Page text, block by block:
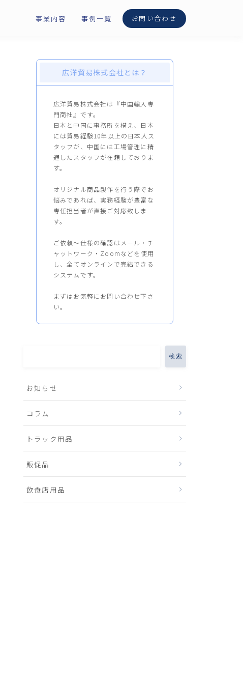
事業内容 事例一覧 お問い合わせ
広洋貿易株式会社とは？
広洋貿易株式会社は『中国輸入専
門商社』です。
日本と中国に事務所を構え、日本
には貿易経験10年以上の日本人ス
タッフが、中国には工場管理に精
通したスタッフが在籍しておりま
す。
オリジナル商品製作を行う際でお
悩みであれば、実務経験が豊富な
専任担当者が直接ご対応致しま
す。
ご依頼～仕様の確認はメール・チ
ャットワーク・Zoomなどを使用
し、全てオンラインで完結できる
システムです。
まずはお気軽にお問い合わせ下さ
い。
検索
お知らせ
コラム
トラック用品
販促品
飲食店用品